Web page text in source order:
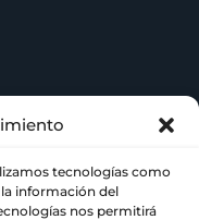
tecnologías como
la información del
nos permitirá